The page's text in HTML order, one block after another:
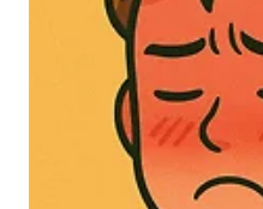
이 널리 알려진 대표적인 건강기능식품
력 유지에 효과적이고,오메가3는 혈관
효소는 소화 흡수력 향상, 대사 기능 촉
좋아 보이지만, 지..